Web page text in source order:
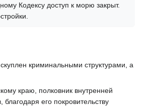
Кодексу доступ к морю закрыт.
криминальными структурами, а
краю, полковник внутренней
его покровительству